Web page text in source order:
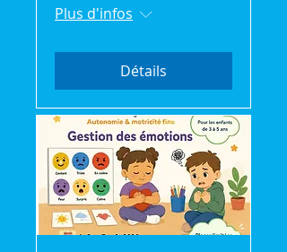
Plus d'infos
Détails